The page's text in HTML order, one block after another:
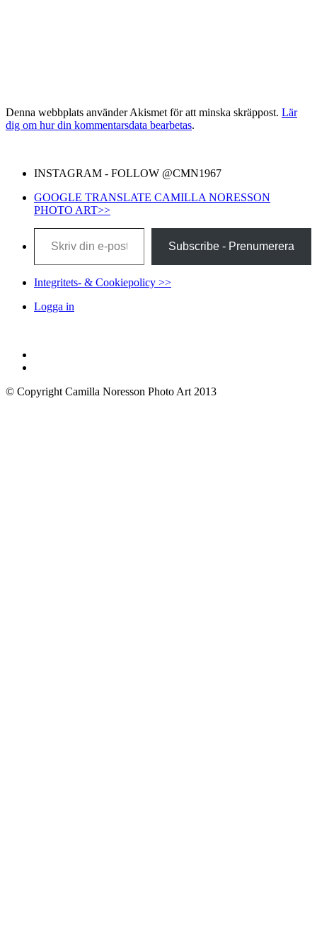
Denna webbplats använder Akismet för att minska skräppost. Lär
dig om hur din kommentarsdata bearbetas.
INSTAGRAM - FOLLOW @CMN1967
GOOGLE TRANSLATE CAMILLA NORESSON
PHOTO ART>>
Skriv din e-post …
Subscribe - Prenumerera
Integritets- & Cookiepolicy >>
Logga in
© Copyright Camilla Noresson Photo Art 2013